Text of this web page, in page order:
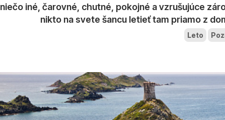
iné, čarovné, chutné, pokojné a vzrušujúce
nikto na svete šancu letieť tam priamo z
Leto